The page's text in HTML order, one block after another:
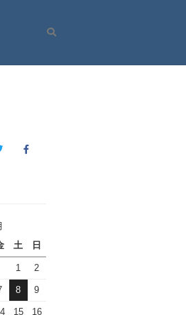
Facebook
土 日
1 2
8 9
15 16